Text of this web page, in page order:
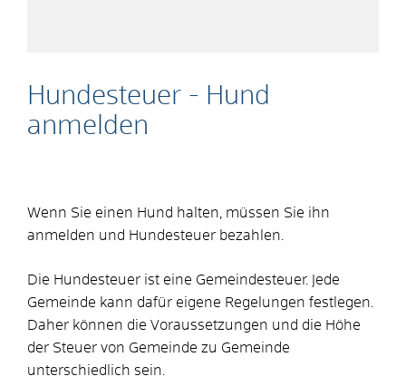
Hundesteuer - Hund
anmelden
Wenn Sie einen Hund halten, müssen Sie ihn
anmelden und Hundesteuer bezahlen.
Die Hundesteuer ist eine Gemeindesteuer. Jede
Gemeinde kann dafür eigene Regelungen festlegen.
Daher können die Voraussetzungen und die Höhe
der Steuer von Gemeinde zu Gemeinde
unterschiedlich sein.